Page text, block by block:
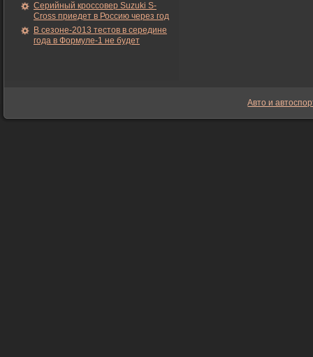
Серийный кроссовер Suzuki S-
Cross приедет в Россию через год
В сезоне-2013 тестов в середине
года в Формуле-1 не будет
Авто и